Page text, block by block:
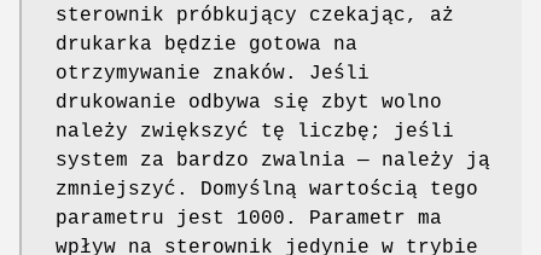
sterownik próbkujący czekając, aż
drukarka będzie gotowa na
otrzymywanie znaków. Jeśli
drukowanie odbywa się zbyt wolno
należy zwiększyć tę liczbę; jeśli
system za bardzo zwalnia — należy ją
zmniejszyć. Domyślną wartością tego
parametru jest 1000. Parametr ma
wpływ na sterownik jedynie w trybie